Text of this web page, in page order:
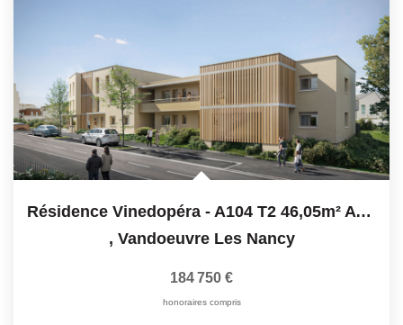
Résidence Vinedopéra - A104 T2 46,05m² Avec Balcon
, Vandoeuvre Les Nancy
184 750 €
honoraires compris